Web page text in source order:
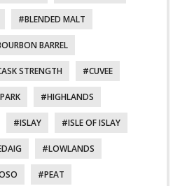
BLENDED MALT
BARREL
STRENGTH CUVEE
HIGHLANDS
ISLAY ISLE OF ISLAY
LOWLANDS
PEAT